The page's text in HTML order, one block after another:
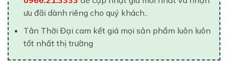
ưu đãi dành riêng cho quý khách..
Tân Thời Đại cam kết giá mọi sản phẩm luôn luôn
tốt nhất thị trường